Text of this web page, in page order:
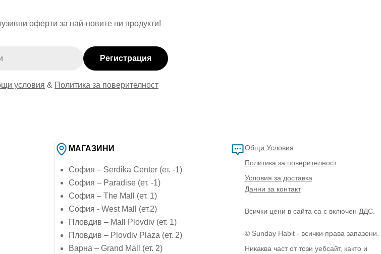
оферти за най-новите ни продукти!
Регистрация
условия & Политика за поверителност
МАГАЗИНИ
София – Serdika Center (ет. -1)
София – Paradise (ет. -1)
София – The Mall (ет. 1)
София - West Mall (ет.2)
Пловдив – Mall Plovdiv (ет. 1)
Пловдив – Plovdiv Plaza (ет. 2)
Варна – Grand Mall (ет. 2)
Общи Условия
Политика за поверителност
Условия за доставка
Данни за контакт
Всички цени в сайта са с включен ДДС.
© Sunday Habit - всички права запазени.
Никаква част от този уебсайт, както и